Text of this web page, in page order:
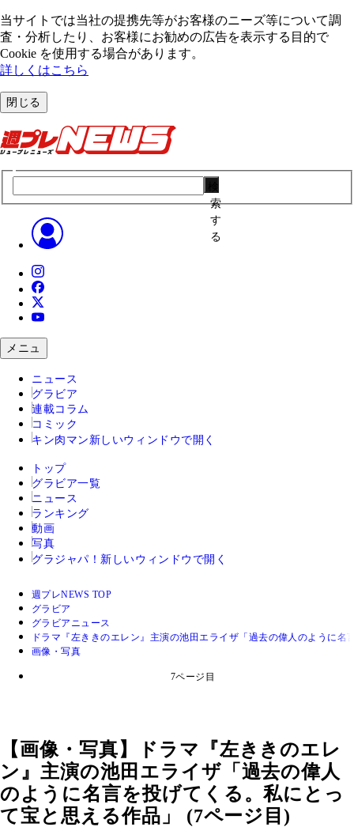
当サイトでは当社の提携先等がお客様のニーズ等について調
査・分析したり、お客様にお勧めの広告を表⽰する⽬的で
Cookie を使⽤する場合があります。
詳しくはこちら
閉じる
索
す
る
メニュ
ニュース
グラビア
連載コラム
コミック
キン肉マン 新しいウィンドウで開く
トップ
グラビア一覧
ニュース
ランキング
動画
写真
グラジャパ！ 新しいウィンドウで開く
週プレNEWS TOP
グラビア
グラビアニュース
ドラマ『左ききのエレン』主演の池田エライザ「過去の偉人のように
画像・写真
7ページ目
【画像・写真】ドラマ『左ききのエレ
ン』主演の池田エライザ「過去の偉人
のように名言を投げてくる。私にとっ
て宝と思える作品」 (7ページ目)